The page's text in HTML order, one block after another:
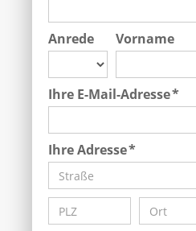
Anrede Vorname
Ihre E-Mail-Adresse *
Ihre Adresse *